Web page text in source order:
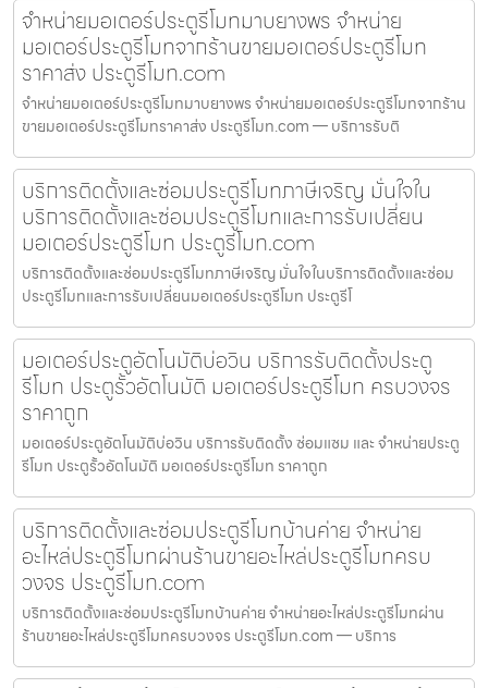
จำหน่ายมอเตอร์ประตูรีโมทมาบยางพร จำหน่าย
มอเตอร์ประตูรีโมทจากร้านขายมอเตอร์ประตูรีโมท
ราคาส่ง ประตูรีโมท.com
จำหน่ายมอเตอร์ประตูรีโมทมาบยางพร จำหน่ายมอเตอร์ประตูรีโมทจากร้าน
ขายมอเตอร์ประตูรีโมทราคาส่ง ประตูรีโมท.com — บริการรับติ
บริการติดตั้งและซ่อมประตูรีโมทภาษีเจริญ มั่นใจใน
บริการติดตั้งและซ่อมประตูรีโมทและการรับเปลี่ยน
มอเตอร์ประตูรีโมท ประตูรีโมท.com
บริการติดตั้งและซ่อมประตูรีโมทภาษีเจริญ มั่นใจในบริการติดตั้งและซ่อม
ประตูรีโมทและการรับเปลี่ยนมอเตอร์ประตูรีโมท ประตูรีโ
มอเตอร์ประตูอัตโนมัติบ่อวิน บริการรับติดตั้งประตู
รีโมท ประตูรั้วอัตโนมัติ มอเตอร์ประตูรีโมท ครบวงจร
ราคาถูก
มอเตอร์ประตูอัตโนมัติบ่อวิน บริการรับติดตั้ง ซ่อมแซม และ จำหน่ายประตู
รีโมท ประตูรั้วอัตโนมัติ มอเตอร์ประตูรีโมท ราคาถูก
บริการติดตั้งและซ่อมประตูรีโมทบ้านค่าย จำหน่าย
อะไหล่ประตูรีโมทผ่านร้านขายอะไหล่ประตูรีโมทครบ
วงจร ประตูรีโมท.com
บริการติดตั้งและซ่อมประตูรีโมทบ้านค่าย จำหน่ายอะไหล่ประตูรีโมทผ่าน
ร้านขายอะไหล่ประตูรีโมทครบวงจร ประตูรีโมท.com — บริการ